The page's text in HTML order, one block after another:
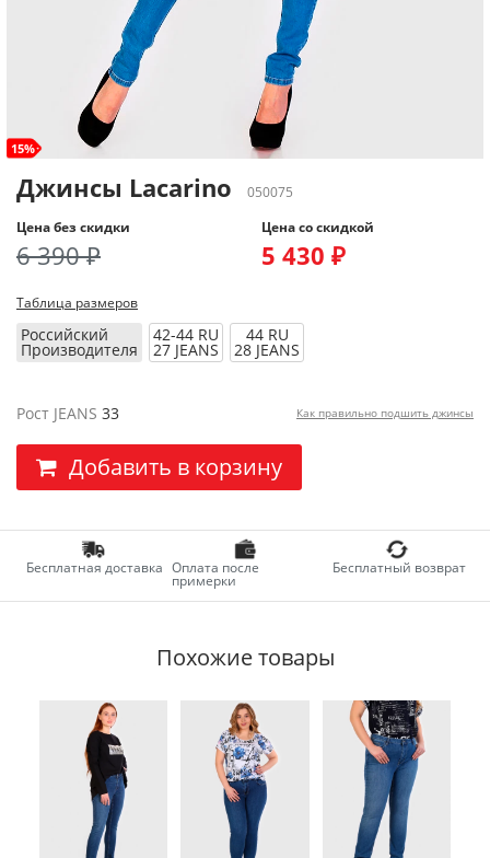
15%
Джинсы Lacarino
050075
Цена без скидки
6 390 ₽
Цена со скидкой
5 430 ₽
Таблица размеров
Российский
Производителя
42-44 RU
27 JEANS
44 RU
28 JEANS
Рост JEANS 33 Как правильно подшить джинсы
Добавить в корзину
Бесплатная доставка Оплата после
примерки
Бесплатный возврат
Похожие товары